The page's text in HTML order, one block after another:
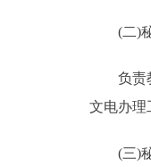
(二)秘
负责教
文电办理
(三)秘